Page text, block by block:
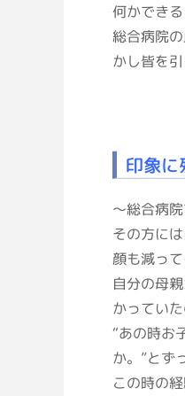
何かでき
総合病院
かし皆を
印象に
～総合病
その方に
顔も減って
自分の母
かってい
“あの時お
か。”とず
この時の